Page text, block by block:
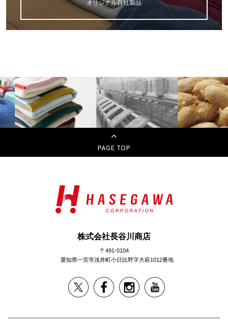
オリジナル自社製品
PAGE TOP
株式会社長谷川商店
〒491-0104
愛知県一宮市浅井町小日比野字大萩1012番地